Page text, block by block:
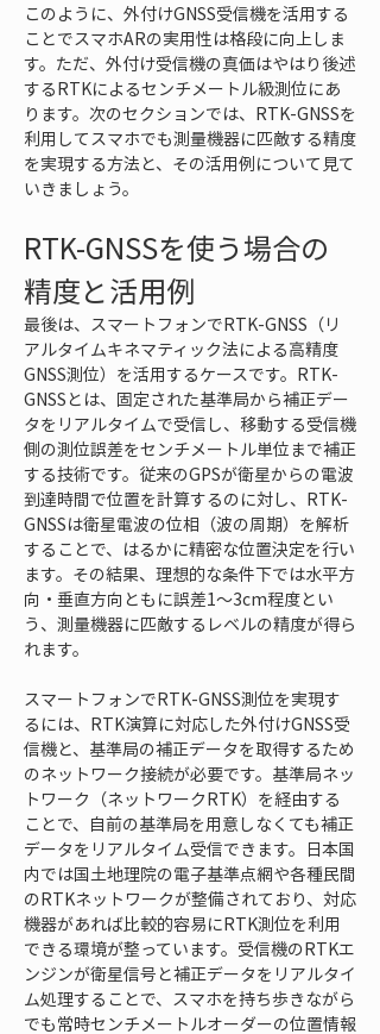
このように、外付けGNSS受信機を活用する
ことでスマホARの実用性は格段に向上しま
す。ただ、外付け受信機の真価はやはり後述
するRTKによるセンチメートル級測位にあ
ります。次のセクションでは、RTK-GNSSを
利用してスマホでも測量機器に匹敵する精度
を実現する方法と、その活用例について見て
いきましょう。
RTK-GNSSを使う場合の
精度と活用例
最後は、スマートフォンでRTK-GNSS（リ
アルタイムキネマティック法による高精度
GNSS測位）を活用するケースです。RTK-
GNSSとは、固定された基準局から補正デー
タをリアルタイムで受信し、移動する受信機
側の測位誤差をセンチメートル単位まで補正
する技術です。従来のGPSが衛星からの電波
到達時間で位置を計算するのに対し、RTK-
GNSSは衛星電波の位相（波の周期）を解析
することで、はるかに精密な位置決定を行い
ます。その結果、理想的な条件下では水平方
向・垂直方向ともに誤差1〜3cm程度とい
う、測量機器に匹敵するレベルの精度が得ら
れます。
スマートフォンでRTK-GNSS測位を実現す
るには、RTK演算に対応した外付けGNSS受
信機と、基準局の補正データを取得するため
のネットワーク接続が必要です。基準局ネッ
トワーク（ネットワークRTK）を経由する
ことで、自前の基準局を用意しなくても補正
データをリアルタイム受信できます。日本国
内では国土地理院の電子基準点網や各種民間
のRTKネットワークが整備されており、対応
機器があれば比較的容易にRTK測位を利用
できる環境が整っています。受信機のRTKエ
ンジンが衛星信号と補正データをリアルタイ
ム処理することで、スマホを持ち歩きながら
でも常時センチメートルオーダーの位置情報